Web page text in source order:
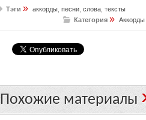
Тэги » аккорды песни слова тексты
Категория »
Похожие материалы